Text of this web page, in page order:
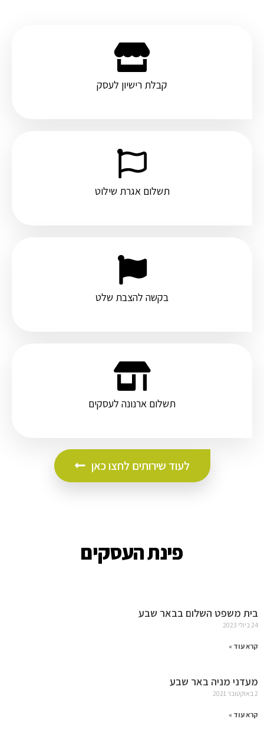
קבלת רישיון לעסק
תשלום אגרת שילוט
בקשה להצבת שלט
תשלום ארנונה לעסקים
לעוד שירותים לחצו כאן
פינת העסקים
בית משפט השלום בבאר שבע
24 ביולי 2023
קרא עוד »
מעדני מניה באר שבע
2 באוקטובר 2021
קרא עוד »